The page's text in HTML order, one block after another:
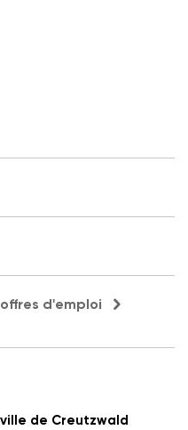
d'emploi
de Creutzwald